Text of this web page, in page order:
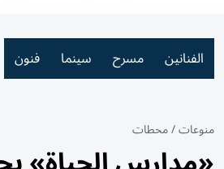
الفنانين مسرح سينما فنون
منوعات/محطات